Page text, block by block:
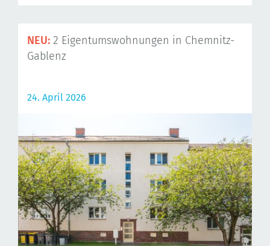
NEU: 2 Eigentumswohnungen in Chemnitz-
Gablenz
24. April 2026